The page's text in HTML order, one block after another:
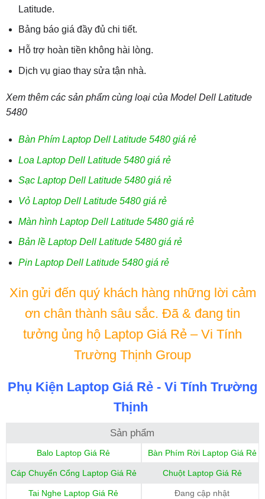
Latitude.
Bảng báo giá đầy đủ chi tiết.
Hỗ trợ hoàn tiền không hài lòng.
Dịch vụ giao thay sửa tận nhà.
Xem thêm các sản phẩm cùng loại của Model Dell Latitude
5480
Bàn Phím Laptop Dell Latitude 5480 giá rẻ
Loa Laptop Dell Latitude 5480 giá rẻ
Sạc Laptop Dell Latitude 5480 giá rẻ
Vỏ Laptop Dell Latitude 5480 giá rẻ
Màn hình Laptop Dell Latitude 5480 giá rẻ
Bản lề Laptop Dell Latitude 5480 giá rẻ
Pin Laptop Dell Latitude 5480 giá rẻ
Xin gửi đến quý khách hàng những lời cảm
ơn chân thành sâu sắc. Đã & đang tin
tưởng ủng hộ Laptop Giá Rẻ – Vi Tính
Trường Thịnh Group
Phụ Kiện Laptop Giá Rẻ - Vi Tính Trường
Thịnh
Sản phẩm
Balo Laptop Giá Rẻ Bàn Phím Rời Laptop Giá Rẻ
Cáp Chuyển Cổng Laptop Giá Rẻ Chuột Laptop Giá Rẻ
Tai Nghe Laptop Giá Rẻ Đang cập nhật